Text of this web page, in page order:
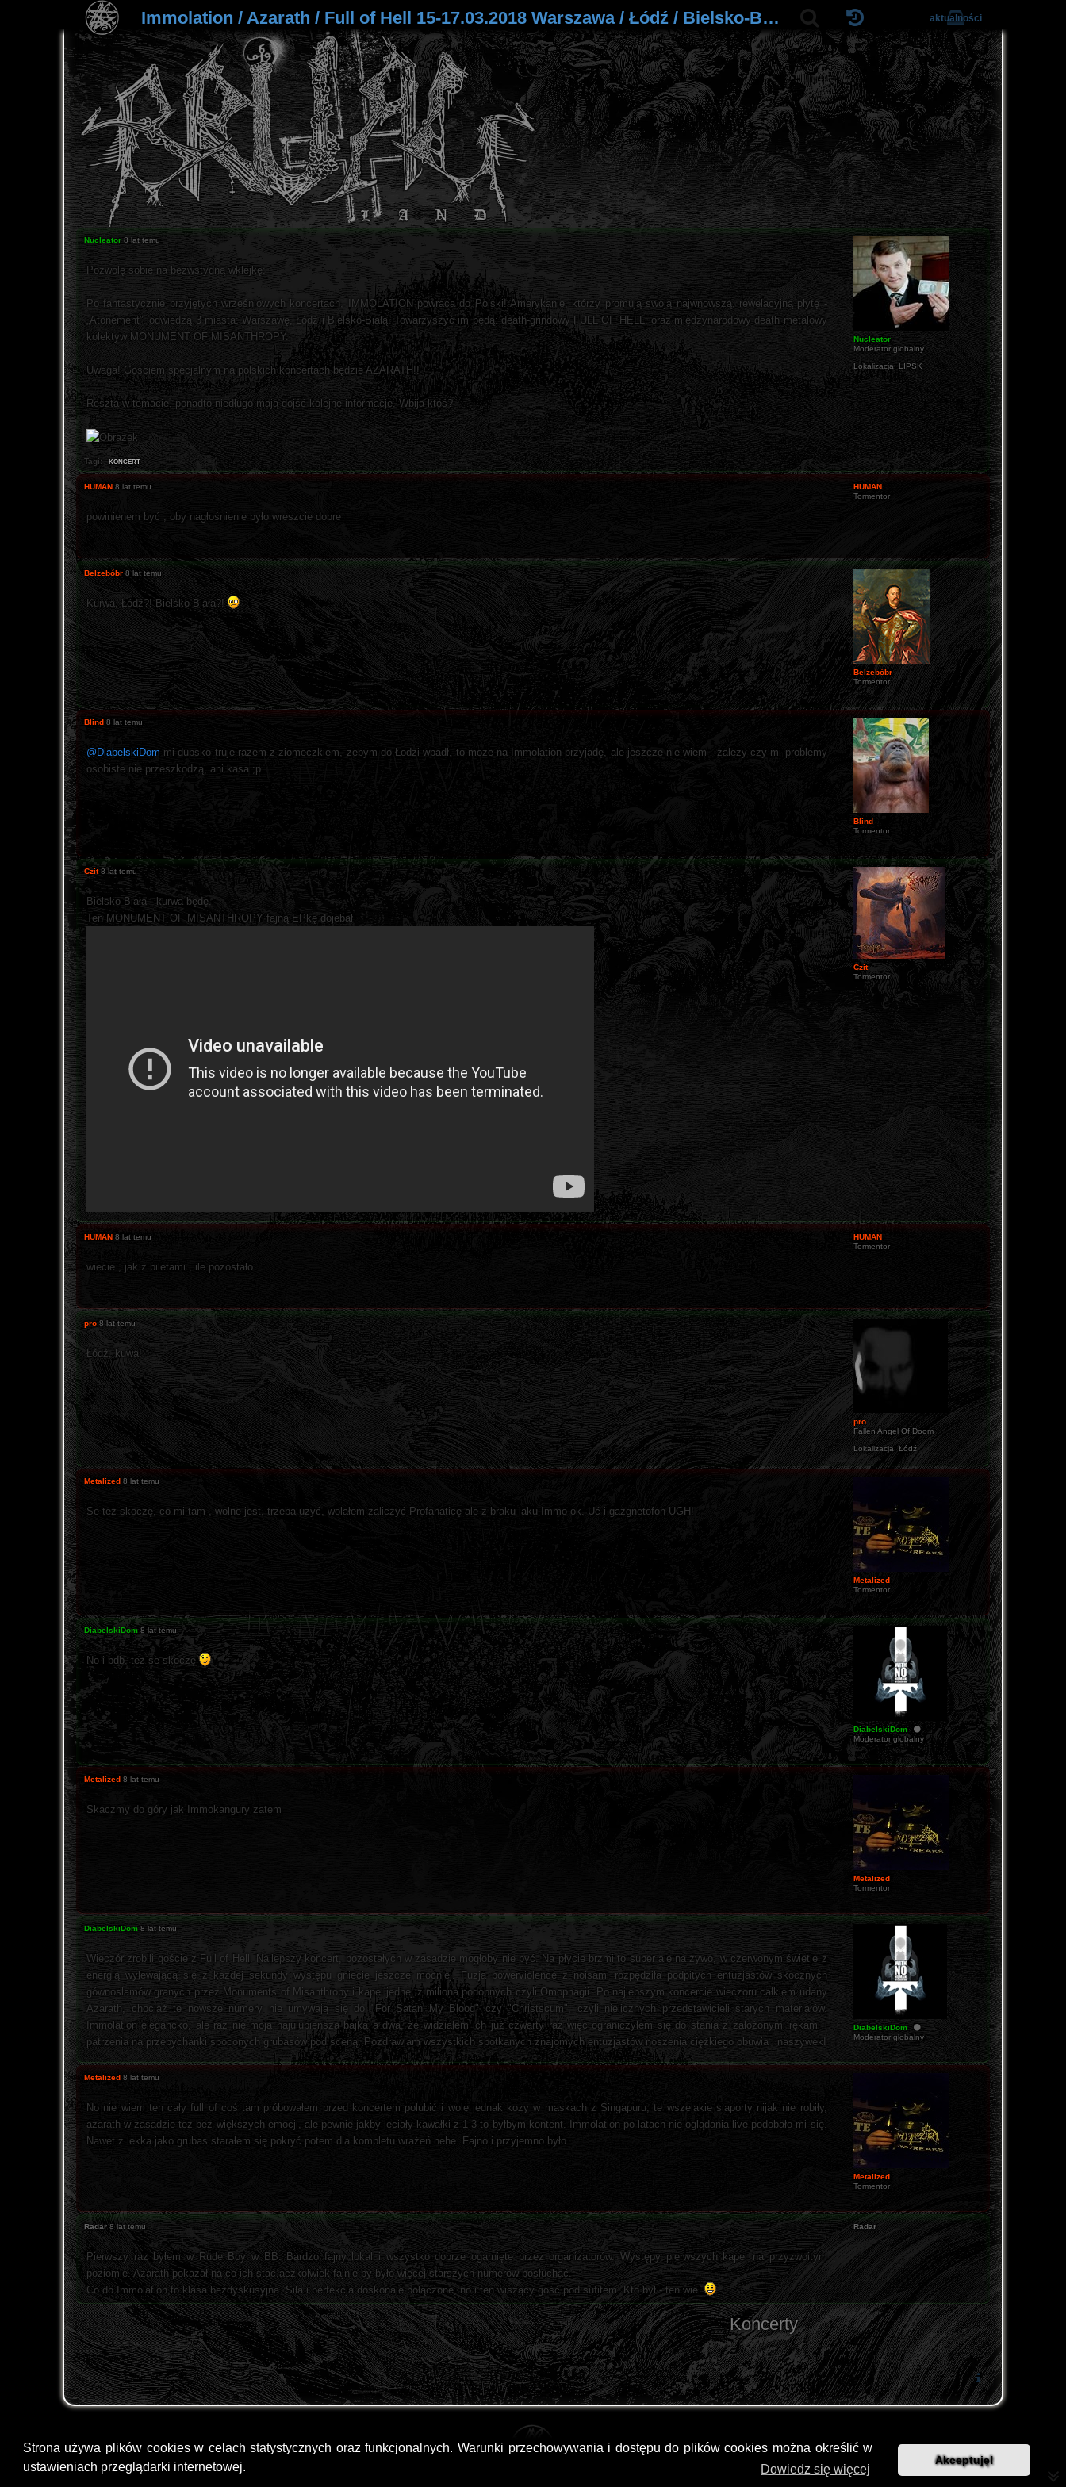
Strona używa plików cookies w celach statystycznych oraz funkcjonalnych. Warunki przechowywania i dostępu do plików cookies można określić w
ustawieniach przeglądarki internetowej.
Dowiedz się więcej
Akceptuję!
Immolation / Azarath / Full of Hell 15-17.03.2018 Warszawa / Łódź / Bielsko-Biała aktualności
Nucleator
Moderator globalny
Lokalizacja: LIPSK
Nucleator 8 lat temu
Pozwolę sobie na bezwstydną wklejkę:
Po fantastycznie przyjętych wrześniowych koncertach, IMMOLATION powraca do Polski! Amerykanie, którzy promują swoją najwnowszą, rewelacyjną płytę -
„Atonement”, odwiedzą 3 miasta: Warszawę, Łódź i Bielsko-Białą. Towarzyszyć im będą: death-grindowy FULL OF HELL, oraz międzynarodowy death metalowy
kolektyw MONUMENT OF MISANTHROPY.
Uwaga! Gościem specjalnym na polskich koncertach będzie AZARATH!!
Reszta w temacie, ponadto niedługo mają dojść kolejne informacje. Wbija ktoś?
Tagi: koncert
HUMAN
Tormentor
HUMAN 8 lat temu
powinienem być , oby nagłośnienie było wreszcie dobre
Belzebóbr
Tormentor
Belzebóbr 8 lat temu
Kurwa, Łódź?! Bielsko-Biała?!
Blind
Tormentor
Blind 8 lat temu
@DiabelskiDom mi dupsko truje razem z ziomeczkiem, żebym do Łodzi wpadł, to może na Immolation przyjadę, ale jeszcze nie wiem - zależy czy mi problemy
osobiste nie przeszkodzą, ani kasa ;p
Czit
Tormentor
Czit 8 lat temu
Bielsko-Biała - kurwa będę.
Ten MONUMENT OF MISANTHROPY fajną EPkę dojebał
HUMAN
Tormentor
HUMAN 8 lat temu
wiecie , jak z biletami , ile pozostało
pro
Fallen Angel Of Doom
Lokalizacja: Łódź
pro 8 lat temu
Łódź, kuwa!
Metalized
Tormentor
Metalized 8 lat temu
Se też skoczę, co mi tam , wolne jest, trzeba użyć, wolałem zaliczyć Profanaticę ale z braku laku Immo ok. Uć i gazgnetofon UGH!
DiabelskiDom
Moderator globalny
DiabelskiDom 8 lat temu
No i bdb, też se skoczę
Metalized
Tormentor
Metalized 8 lat temu
Skaczmy do góry jak Immokangury zatem
DiabelskiDom
Moderator globalny
DiabelskiDom 8 lat temu
Wieczór zrobili goście z Full of Hell. Najlepszy koncert, pozostałych w zasadzie mogłoby nie być. Na płycie brzmi to super ale na żywo, w czerwonym świetle z
energią wylewającą się z każdej sekundy występu gniecie jeszcze mocniej. Fuzja powerviolence z noisami rozpędziła podpitych entuzjastów skocznych
gównoslamów granych przez Monuments of Misanthropy i kapel jednej z miliona podobnych czyli Omophagii. Po najlepszym koncercie wieczoru całkiem udany
Azarath, chociaż te nowsze numery nie umywają się do "For Satan My Blood" czy "Christscum", czyli nielicznych przedstawicieli starych materiałów.
Immolation elegancko, ale raz nie moja najulubieńsza bajka a dwa, że widziałem ich już czwarty raz więc ograniczyłem się do stania z założonymi rękami i
patrzenia na przepychanki spoconych grubasów pod sceną. Pozdrawiam wszystkich spotkanych znajomych entuzjastów noszenia ciężkiego obuwia i naszywek!
Metalized
Tormentor
Metalized 8 lat temu
No nie wiem ten cały full of coś tam próbowałem przed koncertem polubić i wolę jednak kozy w maskach z Singapuru, te wszelakie siaporty nijak nie robiły,
azarath w zasadzie też bez większych emocji, ale pewnie jakby leciały kawałki z 1-3 to byłbym kontent. Immolation po latach nie oglądania live podobało mi się.
Nawet z lekka jako grubas starałem się pokryć potem dla kompletu wrażeń hehe. Fajno i przyjemno było.
Radar
Radar 8 lat temu
Pierwszy raz byłem w Rude Boy w BB. Bardzo fajny lokal i wszystko dobrze ogarnięte przez organizatorów. Występy pierwszych kapel na przyzwoitym
poziomie. Azarath pokazał na co ich stać,aczkolwiek fajnie by było więcej starszych numerów posłuchać.
Co do Immolation,to klasa bezdyskusyjna. Siła i perfekcja doskonale połączone, no i ten wiszący gość pod sufitem. Kto był - ten wie.
Koncerty